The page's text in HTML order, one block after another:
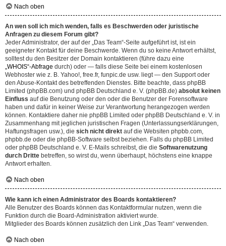
Nach oben
An wen soll ich mich wenden, falls es Beschwerden oder juristische
Anfragen zu diesem Forum gibt?
Jeder Administrator, der auf der „Das Team“-Seite aufgeführt ist, ist ein
geeigneter Kontakt für deine Beschwerde. Wenn du so keine Antwort erhältst,
solltest du den Besitzer der Domain kontaktieren (führe dazu eine
„WHOIS“-Abfrage durch) oder — falls diese Seite bei einem kostenlosen
Webhoster wie z. B. Yahoo!, free.fr, funpic.de usw. liegt — den Support oder
den Abuse-Kontakt des betreffenden Dienstes. Bitte beachte, dass phpBB
Limited (phpBB.com) und phpBB Deutschland e. V. (phpBB.de) absolut keinen
Einfluss auf die Benutzung oder den oder die Benutzer der Forensoftware
haben und dafür in keiner Weise zur Verantwortung herangezogen werden
können. Kontaktiere daher nie phpBB Limited oder phpBB Deutschland e. V. in
Zusammenhang mit jeglichen juristischen Fragen (Unterlassungserklärungen,
Haftungsfragen usw.), die sich nicht direkt auf die Websiten phpbb.com,
phpbb.de oder die phpBB-Software selbst beziehen. Falls du phpBB Limited
oder phpBB Deutschland e. V. E-Mails schreibst, die die Softwarenutzung
durch Dritte betreffen, so wirst du, wenn überhaupt, höchstens eine knappe
Antwort erhalten.
Nach oben
Wie kann ich einen Administrator des Boards kontaktieren?
Alle Benutzer des Boards können das Kontaktformular nutzen, wenn die
Funktion durch die Board-Administration aktiviert wurde.
Mitglieder des Boards können zusätzlich den Link „Das Team“ verwenden.
Nach oben